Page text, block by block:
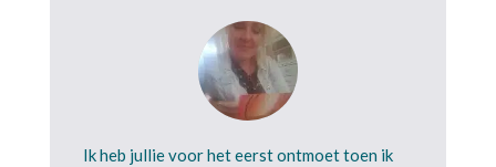
Ik heb jullie voor het eerst ontmoet toen ik